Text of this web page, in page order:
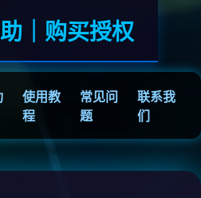
｜购买授权
使用教
程
常见问
题
联系我
们